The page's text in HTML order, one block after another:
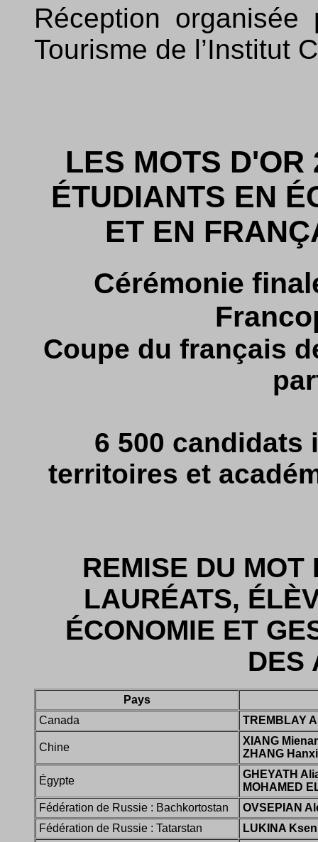
Réception
Tourisme de l’Institut
LES MOTS D'OR
ÉTUDIANTS EN
ET EN
Cérémonie
Coupe du français
6 500 candidats
territoires et
REMISE DU MOT
LAURÉATS,
ÉCONOMIE ET
DES
Pays
Canada
TREMBLAY
Chine
XIANG
ZHANG Hanxi
Égypte
GHEYATH
MOHAMED
Fédération de Russie : Bachkortostan
OVSEPIAN
Fédération de Russie : Tatarstan
LUKINA